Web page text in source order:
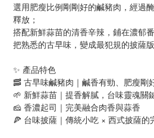
選用肥瘦比例剛剛好的鹹豬肉，經過
釋放；
搭配新鮮蒜苗的清香辛辣，鋪在濃郁
把熟悉的古早味，變成最犯規的披薩版
✨ 產品特色
🥓 古早味鹹豬肉｜鹹香有勁、肥瘦剛
🌱 新鮮蒜苗｜提香解膩，台味靈魂關
🧀 香濃起司｜完美融合肉香與蒜香
🍕 台味披薩｜傳統小吃 × 西式披薩的